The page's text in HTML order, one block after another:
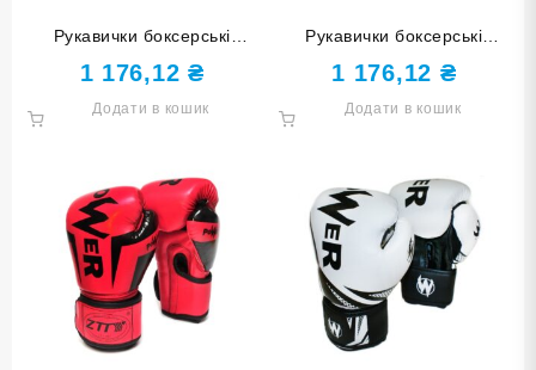
Рукавички боксерські
POWER чорні 12 унцій
POW-BZ-Ч12
1 176,12 ₴
Додати в кошик
Рукавички боксерські
POWER білі з чорними
елементами 6 унцій POW-
W-Б6
1 176,12 ₴
Додати в кошик